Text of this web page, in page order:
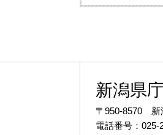
新潟県庁
〒950-8570 新
電話番号：025-